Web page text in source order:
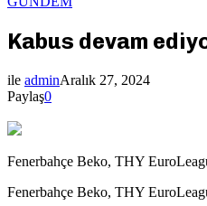
Kabus devam
ile adminAralık 27, 2024
Paylaş0
Fenerbahçe Beko, THY
Fenerbahçe Beko, THY